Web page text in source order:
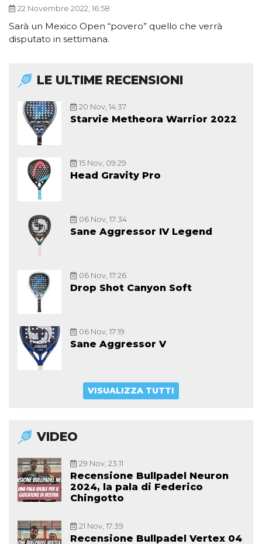
22 Novembre 2022, 16:58
Sarà un Mexico Open “povero” quello che verrà
disputato in settimana.
LE ULTIME RECENSIONI
20 Nov, 14:37
Starvie Metheora Warrior 2022
15 Nov, 09:29
Head Gravity Pro
06 Nov, 17:34
Sane Aggressor IV Legend
06 Nov, 17:26
Drop Shot Canyon Soft
06 Nov, 17:19
Sane Aggressor V
VISUALIZZA TUTTI
VIDEO
29 Nov, 23:11
Recensione Bullpadel Neuron
2024, la pala di Federico
Chingotto
21 Nov, 17:39
Recensione Bullpadel Vertex 04